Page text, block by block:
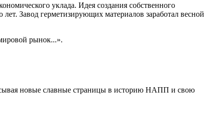
уклада. Идея создания собственного
Завод герметизирующих материалов заработал весной
рынок...».
новые славные страницы в историю НАПП и свою